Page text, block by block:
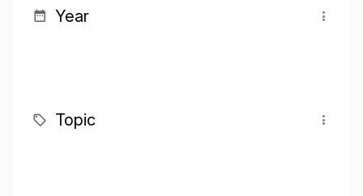
Year
Topic